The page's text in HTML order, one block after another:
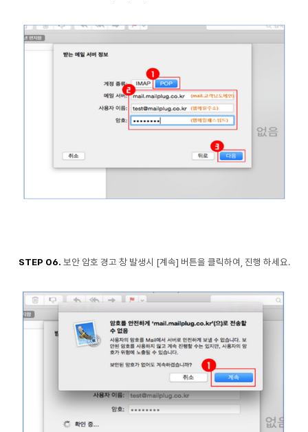
STEP 06. 보안 암호 경고 창 발생시 [계속] 버튼을 클릭하여, 진행 하세요.